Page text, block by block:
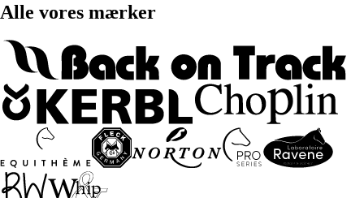
Alle vores mærker